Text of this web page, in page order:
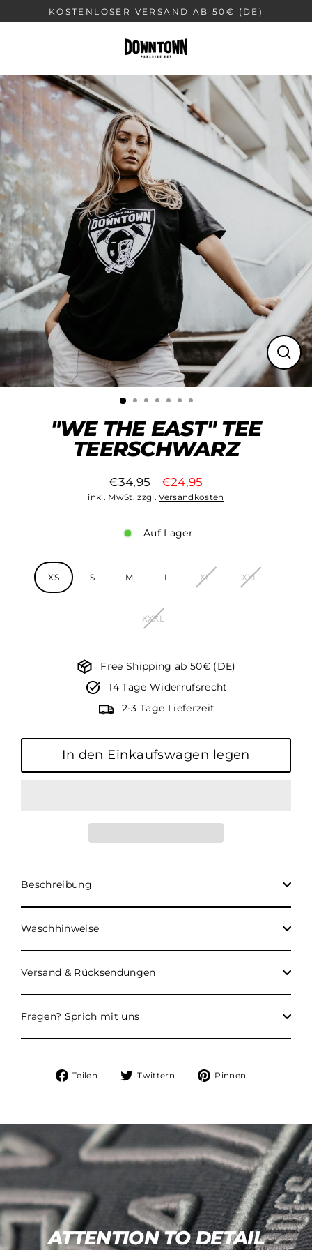
zum
KOSTENLOSER VERSAND AB 50€ (DE)
(Esc)
"WE THE EAST" TEE
TEERSCHWARZ
Normaler
Preis
€34,95 Sonderpreis
€24,95
inkl. MwSt. zzgl.Versandkosten
Auf Lager
Größe
XS S M L XL XXL
XXXL
Free Shipping ab 50€ (DE)
14 Tage Widerrufsrecht
2-3 Tage Lieferzeit
In den Einkaufswagen legen
Beschreibung
Waschhinweise
Versand & Rücksendungen
Fragen? Sprich mit uns
Teilen
Auf
Twittern
Auf
Pinnen
ATTENTION TO DETAIL